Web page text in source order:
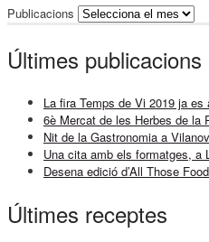
Publicacions
Últimes publicacions
La fira Temps de Vi 2019 ja es
6è Mercat de les Herbes de la
Nit de la Gastronomia a
Una cita amb els formatges, a
Desena edició d’All Those
Últimes receptes